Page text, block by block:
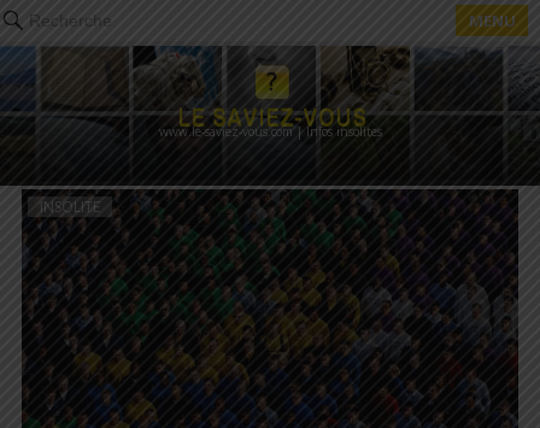
Recherche MENU
www.le-saviez-vous.com | Infos insolites
INSOLITE